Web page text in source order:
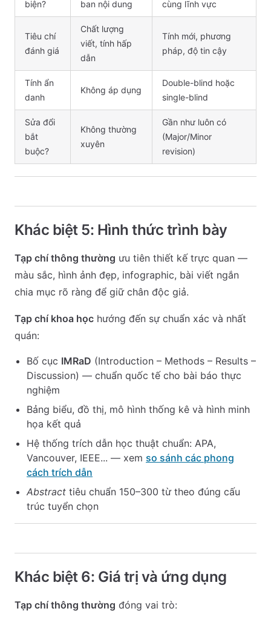
biện? ban nội dung cùng lĩnh vực
Tiêu chí
đánh giá
Chất lượng
viết, tính hấp
dẫn
Tính mới, phương
pháp, độ tin cậy
Tính ẩn
danh
Không áp dụng
Double-blind hoặc
single-blind
Sửa đổi
bắt
buộc?
Không thường
xuyên
Gần như luôn có
(Major/Minor
revision)
Khác biệt 5: Hình thức trình bày
Tạp chí thông thường ưu tiên thiết kế trực quan —
màu sắc, hình ảnh đẹp, infographic, bài viết ngắn
chia mục rõ ràng để giữ chân độc giả.
Tạp chí khoa học hướng đến sự chuẩn xác và nhất
quán:
Bố cục IMRaD (Introduction – Methods – Results –
Discussion) — chuẩn quốc tế cho bài báo thực
nghiệm
Bảng biểu, đồ thị, mô hình thống kê và hình minh
họa kết quả
Hệ thống trích dẫn học thuật chuẩn: APA,
Vancouver, IEEE... — xem so sánh các phong
cách trích dẫn
Abstract tiêu chuẩn 150–300 từ theo đúng cấu
trúc tuyển chọn
Khác biệt 6: Giá trị và ứng dụng
Tạp chí thông thường đóng vai trò: